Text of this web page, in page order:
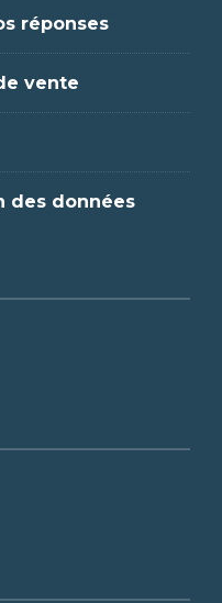
réponses
vente
des données